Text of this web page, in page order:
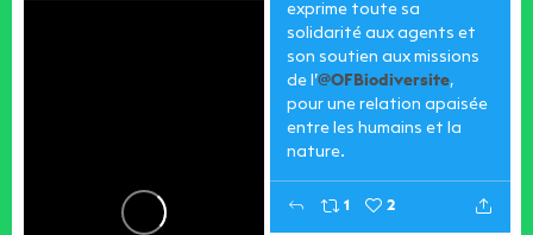
exprime toute sa
solidarité aux agents et
son soutien aux missions
de l’@OFBiodiversite,
pour une relation apaisée
entre les humains et la
nature.
1 2